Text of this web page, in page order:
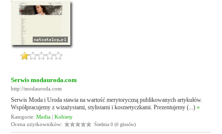
Serwis modauroda.com
http://modauroda.com
Serwis Moda i Uroda stawia na wartość merytoryczną publikowanych artykułów.
Współpracujemy z wizażystami, stylistami i kosmetyczkami. Prezentujemy (...)»
Kategorie:Media |Kobiety
Ocena użytkowników:
Średnia 0 (0 głosów)